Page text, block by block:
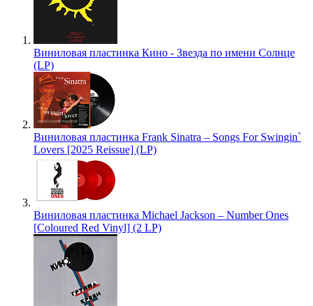
Виниловая пластинка Кино - Звезда по имени Солнце
(LP)
Виниловая пластинка Frank Sinatra – Songs For Swingin`
Lovers [2025 Reissue] (LP)
Виниловая пластинка Michael Jackson – Number Ones
[Coloured Red Vinyl] (2 LP)